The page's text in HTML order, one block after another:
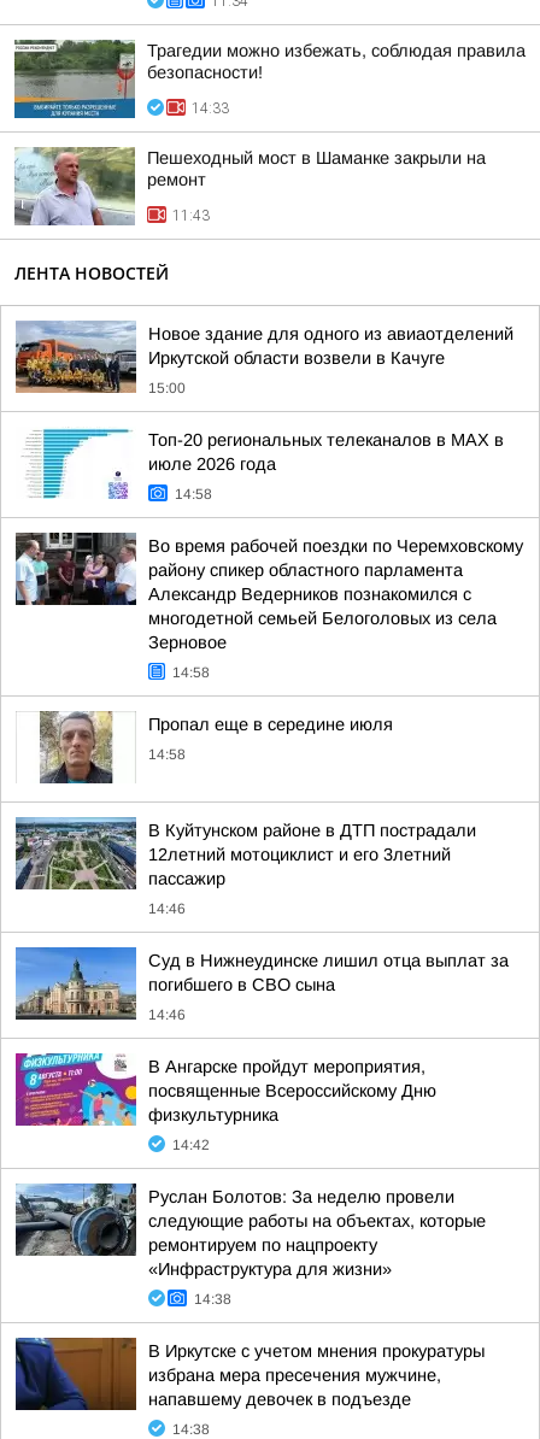
Трагедии можно избежать, соблюдая правила
безопасности!
14:33
Пешеходный мост в Шаманке закрыли на
ремонт
11:43
ЛЕНТА НОВОСТЕЙ
Новое здание для одного из авиаотделений
Иркутской области возвели в Качуге
15:00
Топ-20 региональных телеканалов в MAX в
июле 2026 года
14:58
Во время рабочей поездки по Черемховскому
району спикер областного парламента
Александр Ведерников познакомился с
многодетной семьей Белоголовых из села
Зерновое
14:58
Пропал еще в середине июля
14:58
В Куйтунском районе в ДТП пострадали
12летний мотоциклист и его 3летний
пассажир
14:46
Суд в Нижнеудинске лишил отца выплат за
погибшего в СВО сына
14:46
В Ангарске пройдут мероприятия,
посвященные Всероссийскому Дню
физкультурника
14:42
Руслан Болотов: За неделю провели
следующие работы на объектах, которые
ремонтируем по нацпроекту
«Инфраструктура для жизни»
14:38
В Иркутске с учетом мнения прокуратуры
избрана мера пресечения мужчине,
напавшему девочек в подъезде
14:38